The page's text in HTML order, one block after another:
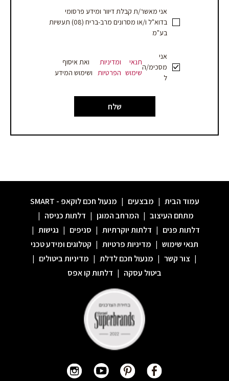
אני מאשר/ת קבלת דיוור ומידע פרסומי
בדוא"ל ו/או מסרונים מרב-בריח (08) תעשיות
בע"מ
אני
מסכימ/ה
ל
תנאי
שימוש
ומדיניות
הפרטיות
ואת איסוף
ושימוש המידע
שלח
עמוד הבית | מבצעים | מנעול חכם לוקאפ - SMART
מתחם העיצוב | המרחב המוגן | דלתות כניסה |
דלתות פנים | דלתות יוקרתיות | סניפים | נגישות |
תנאי שימוש | מדיניות פרטיות | קטלוגים ומידע טכני
| צור קשר | מנעול חכם לדלת | מדיניות ביטולים |
ביטול עסקה | דלתות קו אפס